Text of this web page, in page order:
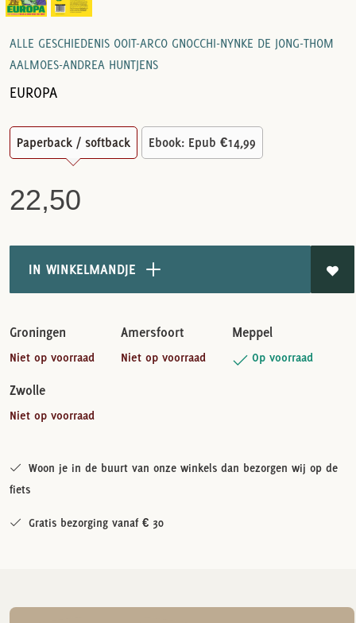
ALLE GESCHIEDENIS OOIT-ARCO GNOCCHI-NYNKE DE JONG-THOM
AALMOES-ANDREA HUNTJENS
EUROPA
Paperback / softback Ebook: Epub €14,99
22,50
IN WINKELMANDJE
Groningen
Niet op voorraad
Amersfoort
Niet op voorraad
Meppel
Op voorraad
Zwolle
Niet op voorraad
Woon je in de buurt van onze winkels dan bezorgen wij op de
fiets
Gratis bezorging vanaf € 30